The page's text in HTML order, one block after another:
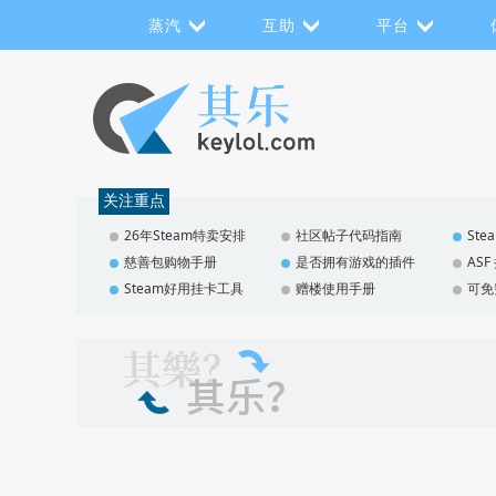
蒸汽 互助 平台
关注重点
26年Steam特卖安排 社区帖子代码指南
慈善包购物手册
是否拥有游戏的插件
Steam好用挂卡工具
赠楼使用手册 可